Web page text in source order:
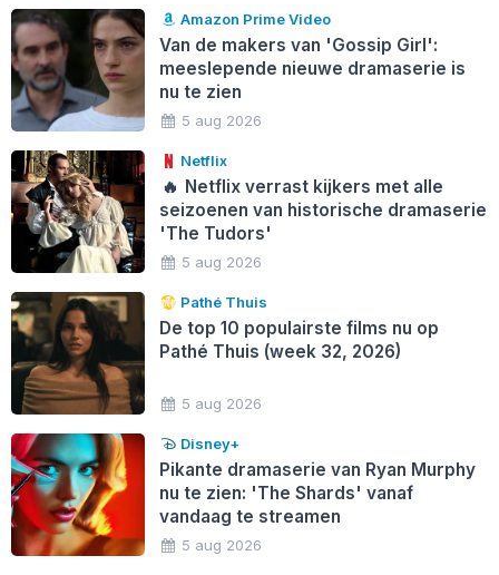
Amazon Prime Video
Van de makers van 'Gossip Girl':
meeslepende nieuwe dramaserie is
nu te zien
5 aug 2026
Netflix
🔥 Netflix verrast kijkers met alle
seizoenen van historische dramaserie
'The Tudors'
5 aug 2026
Pathé Thuis
De top 10 populairste films nu op
Pathé Thuis (week 32, 2026)
5 aug 2026
Disney+
Pikante dramaserie van Ryan Murphy
nu te zien: 'The Shards' vanaf
vandaag te streamen
5 aug 2026